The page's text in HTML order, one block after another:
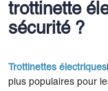
trottinette
sécurité ?
Trottinettes électriques
plus populaires pour